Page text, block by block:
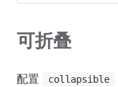
可折叠
配置 collapsible